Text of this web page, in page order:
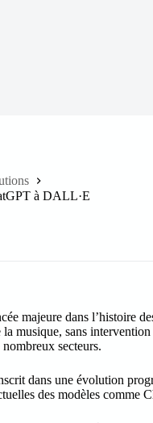
à DALL·E
majeure dans l’histoire
musique, sans
secteurs.
dans une évolution
des modèles comme